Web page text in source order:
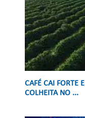
CAFÉ CAI FORTE
COLHEITA NO ...